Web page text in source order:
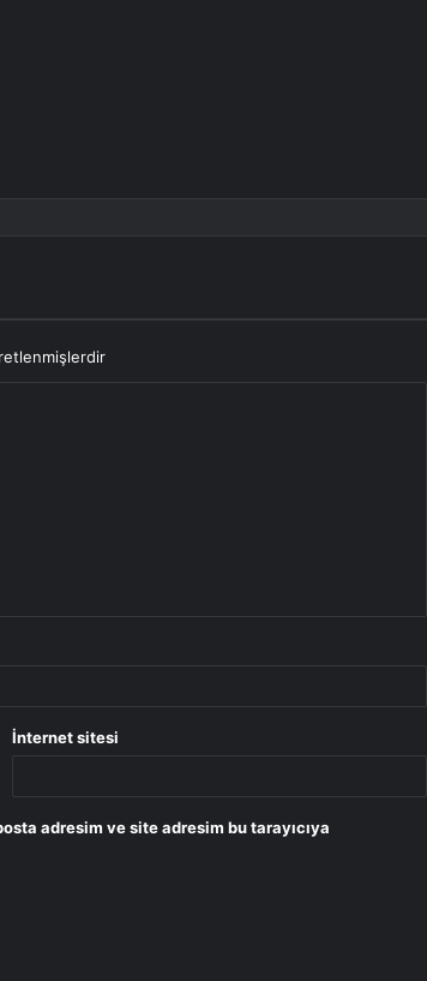
İnternet sitesi
adresim ve site adresim bu tarayıcıya